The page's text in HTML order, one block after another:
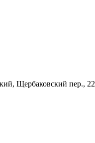
Щербаковский пер., 22